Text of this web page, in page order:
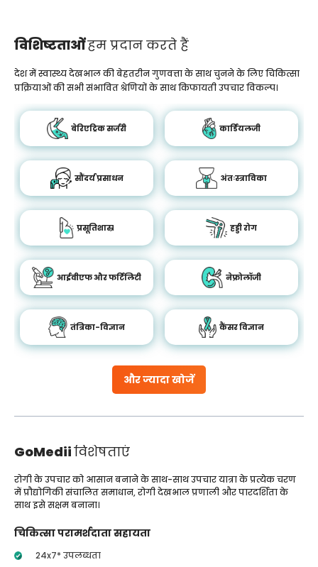
विशिष्टताओंहम प्रदान करते हैं
और ज्यादा खोजें
देश में स्वास्थ्य देखभाल की बेहतरीन गुणवत्ता के साथ चुनने के लिए चिकित्सा
प्रक्रियाओं की सभी संभावित श्रेणियों के साथ किफायती उपचार विकल्प।
बेरिएट्रिक सर्जरी कार्डियलजी
सौंदर्य प्रसाधन अंतःस्त्राविका
प्रसूतिशास्र हड्डी रोग
आईवीएफ और फर्टिलिटी नेफ्रोलॉजी
तंत्रिका-विज्ञान कैंसर विज्ञान
GoMediiविशेषताएं
रोगी के उपचार को आसान बनाने के साथ-साथ उपचार यात्रा के प्रत्येक चरण
में प्रौद्योगिकी संचालित समाधान, रोगी देखभाल प्रणाली और पारदर्शिता के
साथ इसे सक्षम बनाना।
चिकित्सा परामर्शदाता सहायता
24x7* उपलब्धता